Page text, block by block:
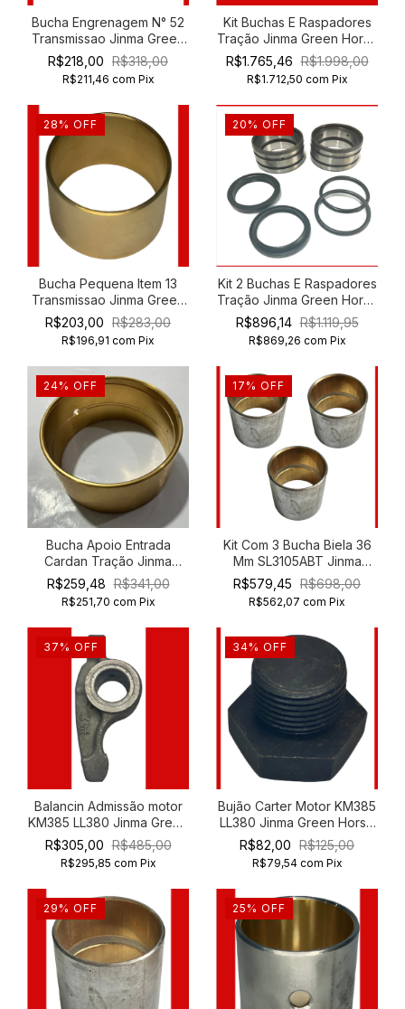
Bucha Engrenagem N° 52
Transmissao Jinma Green
Horse 454 554
R$218,00 R$318,00
R$211,46 com Pix
Kit Buchas E Raspadores
Tração Jinma Green Horse
354 454 554
R$1.765,46 R$1.998,00
R$1.712,50 com Pix
28 % OFF
Bucha Pequena Item 13
Transmissao Jinma Green
Horse 454 554
R$203,00 R$283,00
R$196,91 com Pix
20 % OFF
Kit 2 Buchas E Raspadores
Tração Jinma Green Horse
354 Coyote 5040
R$896,14 R$1.119,95
R$869,26 com Pix
24% OFF
Bucha Apoio Entrada
Cardan Tração Jinma
Green Horse 254 204
R$259,48 R$341,00
R$251,70 com Pix
17 % OFF
Kit Com 3 Bucha Biela 36
Mm SL3105ABT Jinma
Green Horse 454
R$579,45 R$698,00
R$562,07 com Pix
37 % OFF
Balancin Admissão motor
KM385 LL380 Jinma Green
Horse 204 254
R$305,00 R$485,00
R$295,85 com Pix
34% OFF
Bujão Carter Motor KM385
LL380 Jinma Green Horse
204 254
R$82,00 R$125,00
R$79,54 com Pix
29 % OFF 25 % OFF